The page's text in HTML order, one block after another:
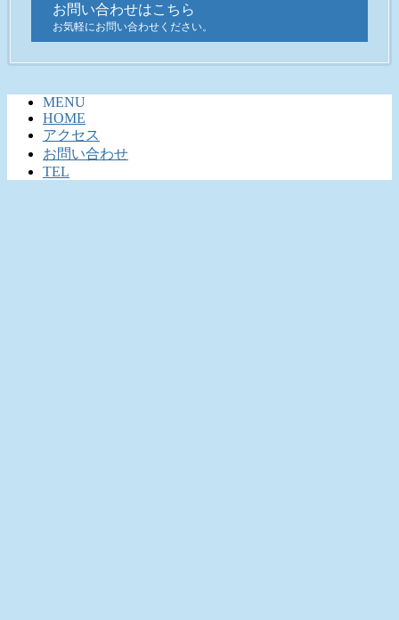
お問い合わせはこちら
お気軽にお問い合わせください。
MENU
HOME
アクセス
お問い合わせ
TEL